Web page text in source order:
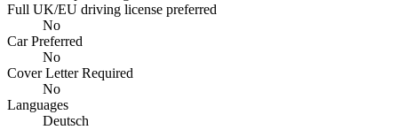
Full UK/EU driving license preferred
No
Car Preferred
No
Cover Letter Required
No
Languages
Deutsch